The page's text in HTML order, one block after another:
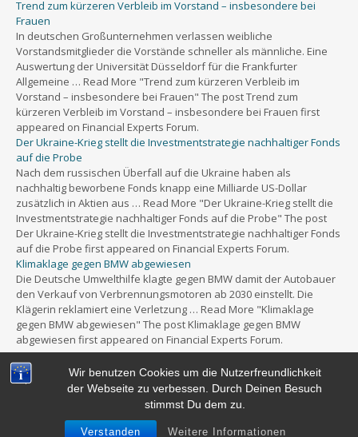
Wir benutzen Cookies um die Nutzerfreundlichkeit
der Webseite zu verbessen. Durch Deinen Besuch
stimmst Du dem zu.
Verstanden Weitere Informationen
Trend zum kürzeren Verbleib im Vorstand – insbesondere bei
Frauen
In deutschen Großunternehmen verlassen weibliche
Vorstandsmitglieder die Vorstände schneller als männliche. Eine
Auswertung der Universität Düsseldorf für die Frankfurter
Allgemeine … Read More "Trend zum kürzeren Verbleib im
Vorstand – insbesondere bei Frauen" The post Trend zum
kürzeren Verbleib im Vorstand – insbesondere bei Frauen first
appeared on Financial Experts Forum.
Der Ukraine-Krieg stellt die Investmentstrategie nachhaltiger Fonds
auf die Probe
Nach dem russischen Überfall auf die Ukraine haben als
nachhaltig beworbene Fonds knapp eine Milliarde US-Dollar
zusätzlich in Aktien aus … Read More "Der Ukraine-Krieg stellt die
Investmentstrategie nachhaltiger Fonds auf die Probe" The post
Der Ukraine-Krieg stellt die Investmentstrategie nachhaltiger Fonds
auf die Probe first appeared on Financial Experts Forum.
Klimaklage gegen BMW abgewiesen
Die Deutsche Umwelthilfe klagte gegen BMW damit der Autobauer
den Verkauf von Verbrennungsmotoren ab 2030 einstellt. Die
Klägerin reklamiert eine Verletzung … Read More "Klimaklage
gegen BMW abgewiesen" The post Klimaklage gegen BMW
abgewiesen first appeared on Financial Experts Forum.
Powered byWordPress&Portfolio.